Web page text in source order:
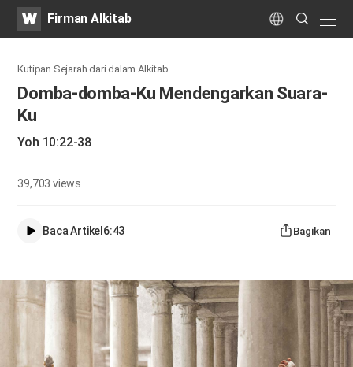
WATVFirman Alkitab Language
Search
Submit
Kutipan Sejarah dari dalam Alkitab
Domba-domba-Ku Mendengarkan Suara-
Ku
Yoh 10:22-38
39,703views
Baca Artikel6:43 Bagikan